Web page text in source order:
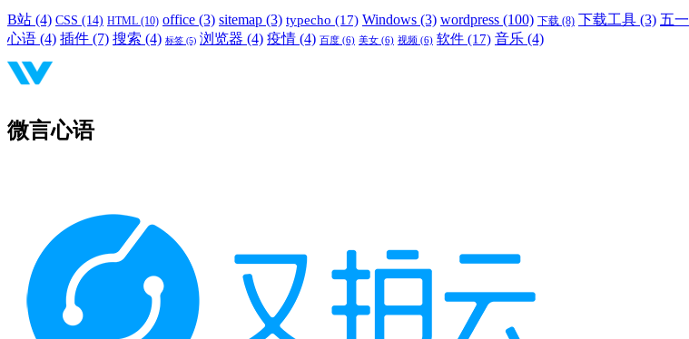
B站 (4) CSS (14) HTML (10) office (3) sitemap (3) typecho (17) Windows (3) wordpress (100) 下载 (8) 下载工具 (3) 五一
心语 (4) 插件 (7) 搜索 (4) 标签 (5) 浏览器 (4) 疫情 (4) 百度 (6) 美女 (6) 视频 (6) 软件 (17) 音乐 (4)
微言心语